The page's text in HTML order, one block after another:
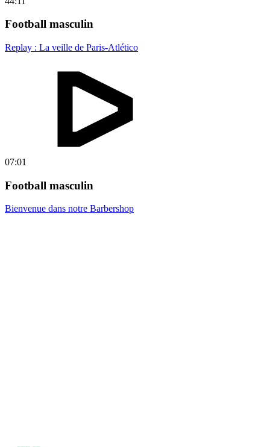
Football masculin
Replay : La veille de Paris-Atlético
07:01
Football masculin
Bienvenue dans notre Barbershop